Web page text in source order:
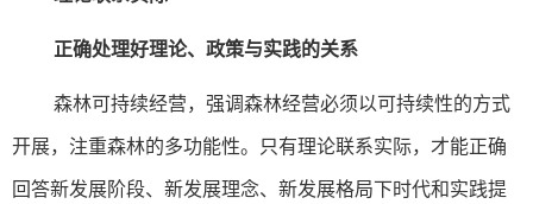
正确处理好理论、政策与实践的关系
森林可持续经营，强调森林经营必须以可持续性的方式
开展，注重森林的多功能性。只有理论联系实际，才能正确
回答新发展阶段、新发展理念、新发展格局下时代和实践提